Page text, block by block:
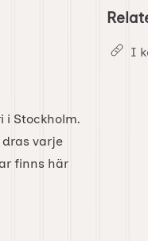
Stockholm.
dras varje
finns här
I